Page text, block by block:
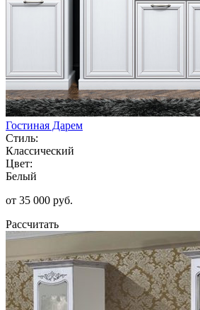
Гостиная Дарем
Стиль:
Классический
Цвет:
Белый
от 35 000 руб.
Рассчитать